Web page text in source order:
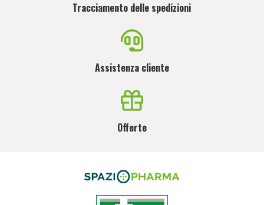
Tracciamento delle spedizioni
Assistenza cliente
Offerte